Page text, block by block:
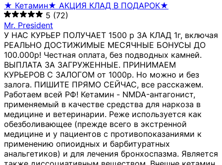
★ Кетамин★ АКЦИЯ КЛАД В ПОДАРОК★
5 (72)
Mr. President
У НАС КУРЬЕР ПОЛУЧАЕТ 1500 р ЗА КЛАД 1г, включая
РЕАЛЬНО ДОСТИЖИМЫЕ МЕСЯЧНЫЕ БОНУСЫ ДО
100.000р! Честная оплата, без подводных камней.
ВЫПЛАТА ЗА ЗАГРУЖЕННЫЕ. ПРИНИМАЕМ
КУРЬЕРОВ С ЗАЛОГОМ от 1000р. Но можно и без
залога. ПИШИТЕ ПРЯМО СЕЙЧАС, все расскажем.
Работаем всей РФ! Кетамин - NMDA-антагонист,
применяемый в качестве средства для наркоза в
медицине и ветеринарии. Реже используется как
обезболивающее (прежде всего в экстренной
медицине и у пациентов с противопоказаниями к
применению опиоидных и барбитуратных
анальгетиков) и для лечения бронхоспазма. Является